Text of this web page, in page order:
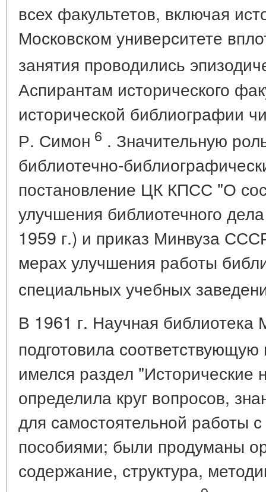
всех факультетов, включая
Московском университете
занятия проводились
Аспирантам исторического
исторической библиографии
Р. Симон 6 . Значительную
библиотечно-
постановление ЦК КПСС "О
улучшения библиотечного
1959 г.) и приказ Минвуза
мерах улучшения работы
специальных учебных
В 1961 г. Научная библиотека
подготовила
имелся раздел "Исторические
определила круг вопросов,
для самостоятельной работы
пособиями; были продуманы
содержание, структура,